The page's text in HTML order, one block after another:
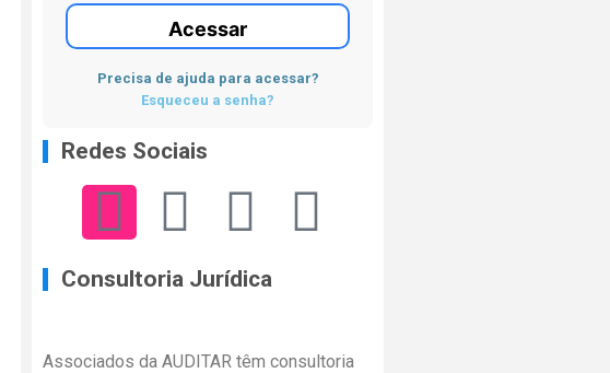
Acessar
Precisa de ajuda para acessar?
Esqueceu a senha?
Redes Sociais
Consultoria Jurídica
Associados da AUDITAR têm consultoria